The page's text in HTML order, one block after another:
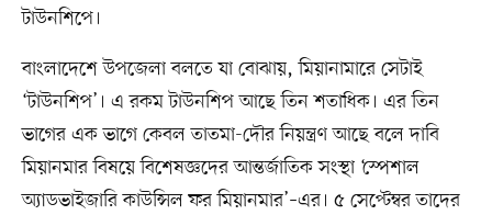
টাউনশিপে।
বাংলাদেশে উপজেলা বলতে যা বোঝায়, মিয়ানামারে সেটাই
‘টাউনশিপ’। এ রকম টাউনশিপ আছে তিন শতাধিক। এর তিন
ভাগের এক ভাগে কেবল তাতমা-দৌর নিয়ন্ত্রণ আছে বলে দাবি
মিয়ানমার বিষয়ে বিশেষজ্ঞদের আন্তর্জাতিক সংস্থা ‘স্পেশাল
অ্যাডভাইজারি কাউন্সিল ফর মিয়ানমার’–এর। ৫ সেপ্টেম্বর তাদের